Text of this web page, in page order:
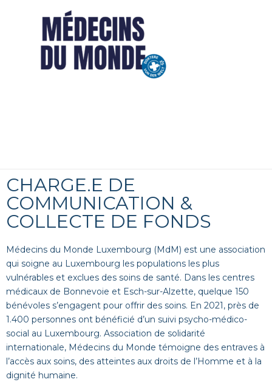
CHARGE.E DE
COMMUNICATION &
COLLECTE DE FONDS
Médecins du Monde Luxembourg (MdM) est une association
qui soigne au Luxembourg les populations les plus
vulnérables et exclues des soins de santé. Dans les centres
médicaux de Bonnevoie et Esch-sur-Alzette, quelque 150
bénévoles s’engagent pour offrir des soins. En 2021, près de
1.400 personnes ont bénéficié d’un suivi psycho-médico-
social au Luxembourg. Association de solidarité
internationale, Médecins du Monde témoigne des entraves à
l’accès aux soins, des atteintes aux droits de l’Homme et à la
dignité humaine.